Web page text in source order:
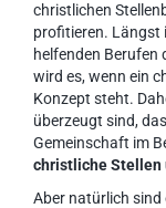
christlichen
profitieren. Längst
helfenden Berufen
wird es, wenn ein
Konzept steht.
überzeugt sind,
Gemeinschaft im
christliche Stellen
Aber natürlich